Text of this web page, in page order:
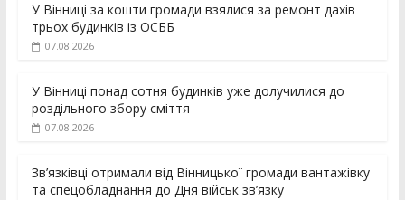
У Вінниці за кошти громади взялися за ремонт дахів
трьох будинків із ОСББ
07.08.2026
У Вінниці понад сотня будинків уже долучилися до
роздільного збору сміття
07.08.2026
Зв’язківці отримали від Вінницької громади вантажівку
та спецобладнання до Дня військ зв’язку